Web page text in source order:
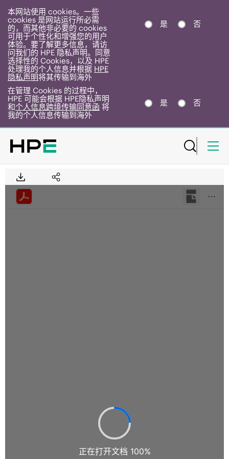
本网站使用 cookies。一些
cookies 是网站运行所必需
的，而其他非必要的 cookies
可用于个性化和增强您的用户
体验。要了解更多信息，请访
问我们的 HPE 隐私声明。同意
选择性的 Cookies，以及 HPE
处理我的个人信息并根据 HPE
隐私声明将其传输到海外
是 否
在管理 Cookies 的过程中，
HPE 可能会根据 HPE隐私声明
和个人信息跨境传输同意函 将
我的个人信息传输到海外
是 否